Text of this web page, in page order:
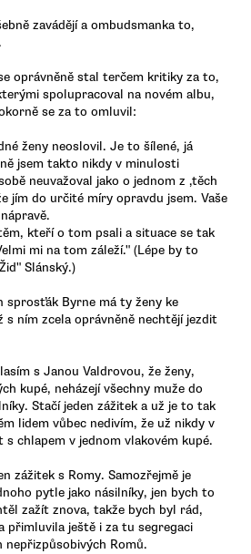
zavádějí a ombudsmanka to,
oprávněně stal terčem kritiky za to,
spolupracoval na novém albu,
se za to omluvil:
ženy neoslovil. Je to šílené, já
jsem takto nikdy v minulosti
neuvažoval jako o jednom z ‚těch
jím do určité míry opravdu jsem. Vaše
kteří o tom psali a situace se tak
mi na tom záleží." (Lépe by to
Slánský.)
sprosťák Byrne má ty ženy ke
ním zcela oprávněně nechtějí jezdit
s Janou Valdrovou, že ženy,
kupé, neházejí všechny muže do
Stačí jeden zážitek a už je to tak
lidem vůbec nedivím, že už nikdy v
chlapem v jednom vlakovém kupé.
zážitek s Romy. Samozřejmě je
pytle jako násilníky, jen bych to
zažít znova, takže bych byl rád,
přimluvila ještě i za tu segregaci
Romů.